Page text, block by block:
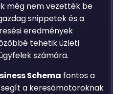
még nem vezették be
snippetek és a
eredmények
tehetik üzleti
számára.
Schema fontos a
a keresőmotoroknak